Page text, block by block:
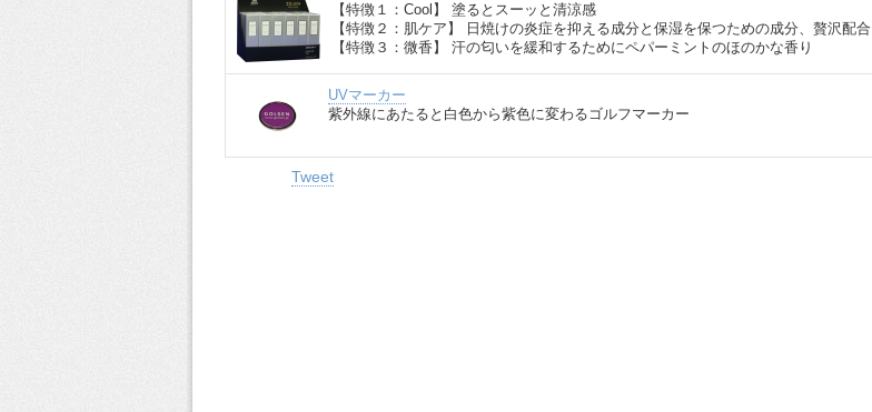
【特徴１：Cool】 塗るとスーッと清涼感
【特徴２：肌ケア】 日焼けの炎症を抑える成分と保湿を保つための成分、贅沢配合
【特徴３：微香】 汗の匂いを緩和するためにペパーミントのほのかな香り
UVマーカー
紫外線にあたると白色から紫色に変わるゴルフマーカー
Tweet